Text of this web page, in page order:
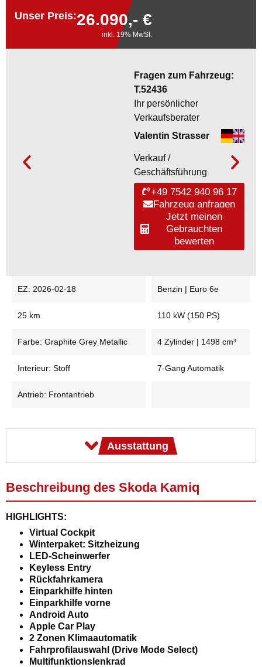
Unser Preis:26.090,- €
inkl. 19% MwSt.
Fragen zum Fahrzeug:
T.52436
Ihr persönlicher
Verkaufsberater
Valentin Strasser
Verkauf /
Geschäftsführung
+49 7542 940 96 17
Fahrzeug anfragen
Jetzt meinen
Gebrauchten
bewerten
EZ: 2026-02-18 Benzin | Euro 6e
25 km 110 kW (150 PS)
Farbe: Graphite Grey Metallic 4 Zylinder | 1498 cm³
Interieur: Stoff 7-Gang Automatik
Antrieb: Frontantrieb
Ausstattung
Beschreibung des Skoda Kamiq
HIGHLIGHTS:
Virtual Cockpit
Winterpaket: Sitzheizung
LED-Scheinwerfer
Keyless Entry
Rückfahrkamera
Einparkhilfe hinten
Einparkhilfe vorne
Android Auto
Apple Car Play
2 Zonen Klimaautomatik
Fahrprofilauswahl (Drive Mode Select)
Multifunktionslenkrad